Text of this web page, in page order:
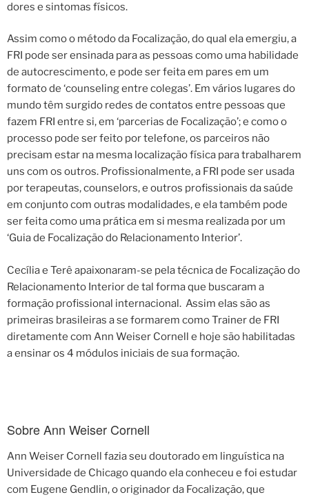
dores e sintomas físicos.
Assim como o método da Focalização, do qual ela emergiu, a
FRI pode ser ensinada para as pessoas como uma habilidade
de autocrescimento, e pode ser feita em pares em um
formato de ‘counseling entre colegas’. Em vários lugares do
mundo têm surgido redes de contatos entre pessoas que
fazem FRI entre si, em ‘parcerias de Focalização’; e como o
processo pode ser feito por telefone, os parceiros não
precisam estar na mesma localização física para trabalharem
uns com os outros. Profissionalmente, a FRI pode ser usada
por terapeutas, counselors, e outros profissionais da saúde
em conjunto com outras modalidades, e ela também pode
ser feita como uma prática em si mesma realizada por um
‘Guia de Focalização do Relacionamento Interior’.
Cecília e Terê apaixonaram-se pela técnica de Focalização do
Relacionamento Interior de tal forma que buscaram a
formação profissional internacional. Assim elas são as
primeiras brasileiras a se formarem como Trainer de FRI
diretamente com Ann Weiser Cornell e hoje são habilitadas
a ensinar os 4 módulos iniciais de sua formação.
Sobre Ann Weiser Cornell
Ann Weiser Cornell fazia seu doutorado em linguística na
Universidade de Chicago quando ela conheceu e foi estudar
com Eugene Gendlin, o originador da Focalização, que